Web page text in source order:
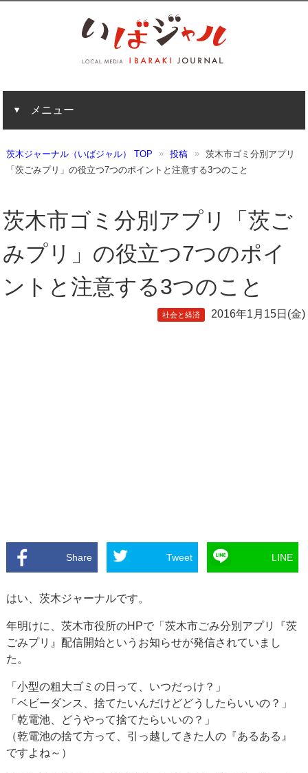
メニュー
茨木ジャーナル（いばジャル） TOP 投稿
茨木市ゴミ分別アプリ
「茨ごみプリ」の役立つ7つのポイントと注意する3つのこと
茨木市ゴミ分別アプリ「茨ご
みプリ」の役立つ7つのポイ
ントと注意する3つのこと
社会と経済 2016年1月15日(金)
Share Tweet LINE
はい、茨木ジャーナルです。
年明けに、茨木市役所のHPで「茨木市ごみ分別アプリ『茨
ごみプリ』配信開始というお知らせが発信されていまし
た。
「小型の粗大ゴミの日って、いつだっけ？」
「ベビーダンス、捨てたいんだけどどうしたらいいの？」
「乾電池、どうやって捨てたらいいの？」
（乾電池の捨て方って、引っ越してきた人の『あるある』
ですよね～）